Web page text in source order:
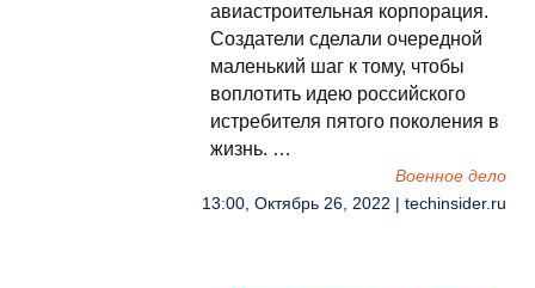
авиастроительная корпорация.
Создатели сделали очередной
маленький шаг к тому, чтобы
воплотить идею российского
истребителя пятого поколения в
жизнь. …
Военное дело
13:00, Октябрь 26, 2022 | techinsider.ru